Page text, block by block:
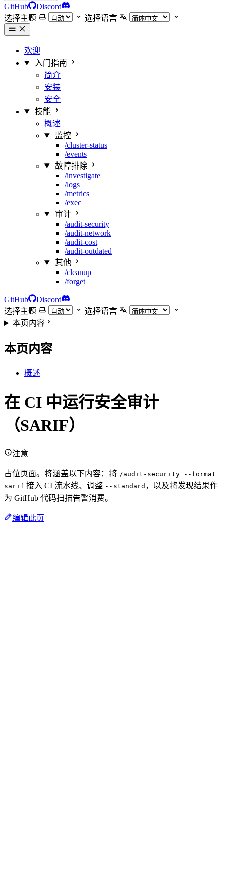
GitHub
Discord
选择主题
选择语言
欢迎
入门指南
简介
安装
安全
技能
概述
监控
/cluster-status
/events
故障排除
/investigate
/logs
/metrics
/exec
审计
/audit-security
/audit-network
/audit-cost
/audit-outdated
其他
/cleanup
/forget
GitHub
Discord
选择主题
选择语言
本页内容
本页内容
概述
在 CI 中运行安全审计
（SARIF）
注意
占位页面。将涵盖以下内容：将 /audit-security --format
sarif 接入 CI 流水线、调整 --standard ，以及将发现结果作
为 GitHub 代码扫描告警消费。
编辑此页